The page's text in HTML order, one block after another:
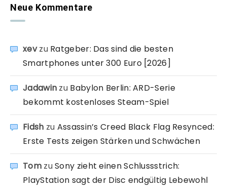
Neue Kommentare
xevzu Ratgeber: Das sind die besten
Smartphones unter 300 Euro [2026]
Jadawin zu Babylon Berlin: ARD-Serie
bekommt kostenloses Steam-Spiel
Fidsh zu Assassin’s Creed Black Flag Resynced:
Erste Tests zeigen Stärken und Schwächen
TomzuSony zieht einen Schlussstrich:
PlayStation sagt der Disc endgültig Lebewohl